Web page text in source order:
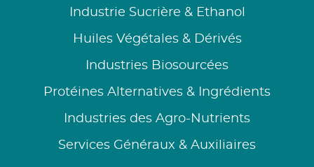
Industrie Sucrière & Ethanol
Huiles Végétales & Dérivés
Industries Biosourcées
Protéines Alternatives & Ingrédients
Industries des Agro-Nutrients
Services Généraux & Auxiliaires